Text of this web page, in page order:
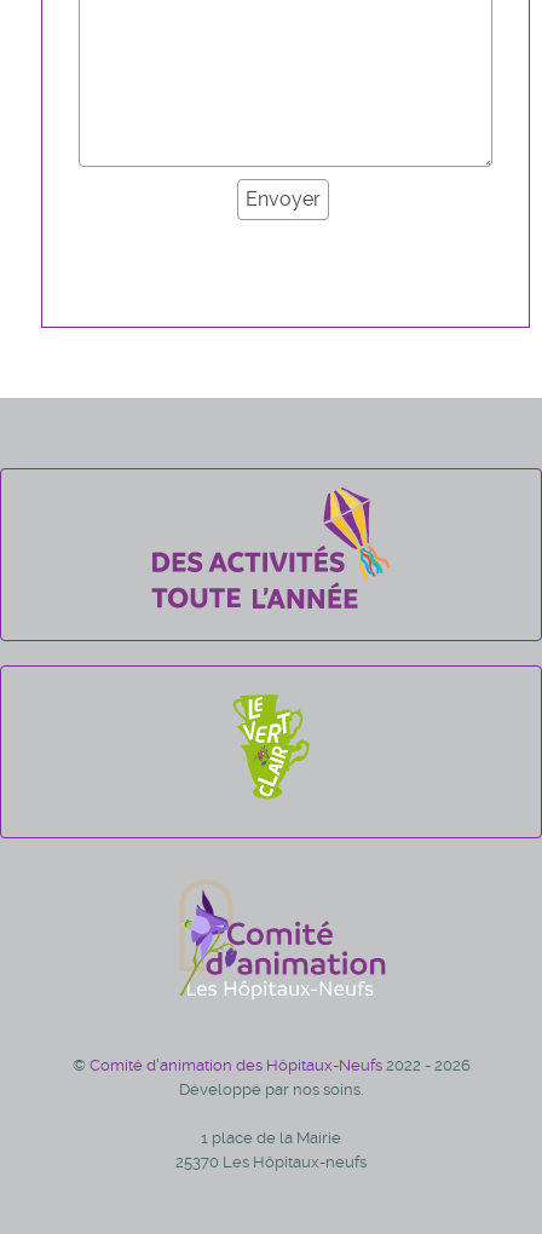
© Comité d'animation des Hôpitaux-Neufs 2022 - 2026
Développé par nos soins.
1 place de la Mairie
25370 Les Hôpitaux-neufs